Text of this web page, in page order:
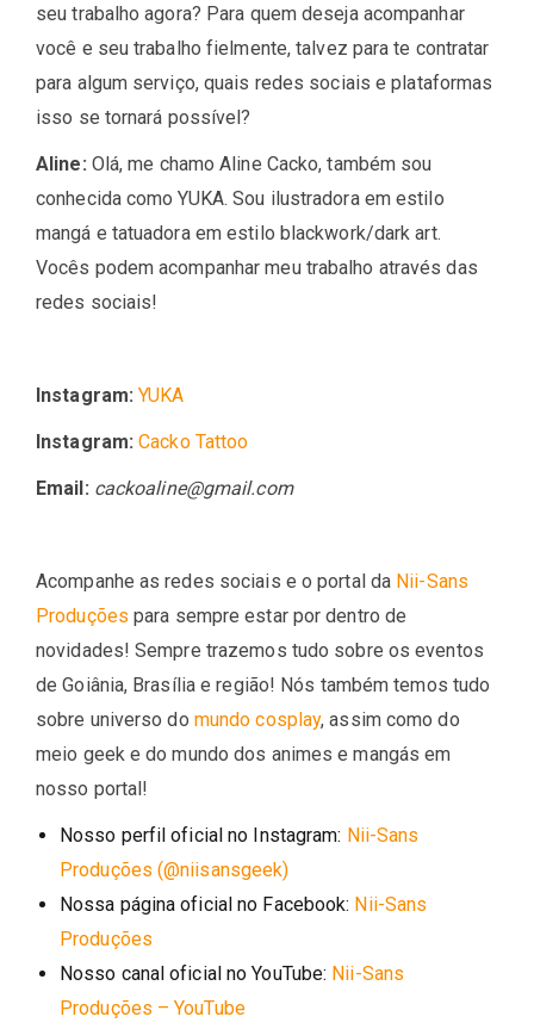
seu trabalho agora? Para quem deseja acompanhar
você e seu trabalho fielmente, talvez para te contratar
para algum serviço, quais redes sociais e plataformas
isso se tornará possível?
Aline: Olá, me chamo Aline Cacko, também sou
conhecida como YUKA. Sou ilustradora em estilo
mangá e tatuadora em estilo blackwork/dark art.
Vocês podem acompanhar meu trabalho através das
redes sociais!
Instagram: YUKA
Instagram: Cacko Tattoo
Email: cackoaline@gmail.com
Acompanhe as redes sociais e o portal da Nii-Sans
Produções para sempre estar por dentro de
novidades! Sempre trazemos tudo sobre os eventos
de Goiânia, Brasília e região! Nós também temos tudo
sobre universo do mundo cosplay, assim como do
meio geek e do mundo dos animes e mangás em
nosso portal!
Nosso perfil oficial no Instagram: Nii-Sans
Produções (@niisansgeek)
Nossa página oficial no Facebook: Nii-Sans
Produções
Nosso canal oficial no YouTube: Nii-Sans
Produções – YouTube